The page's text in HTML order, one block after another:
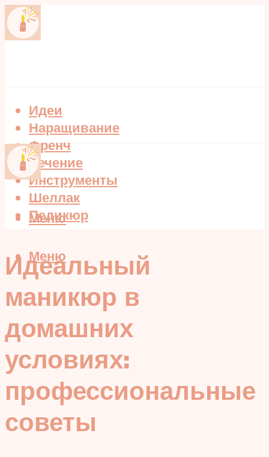
Идеи
Наращивание
Френч
Лечение
Инструменты
Шеллак
Педикюр
Меню
Меню
Идеальный
маникюр в
домашних
условиях:
профессиональные
советы